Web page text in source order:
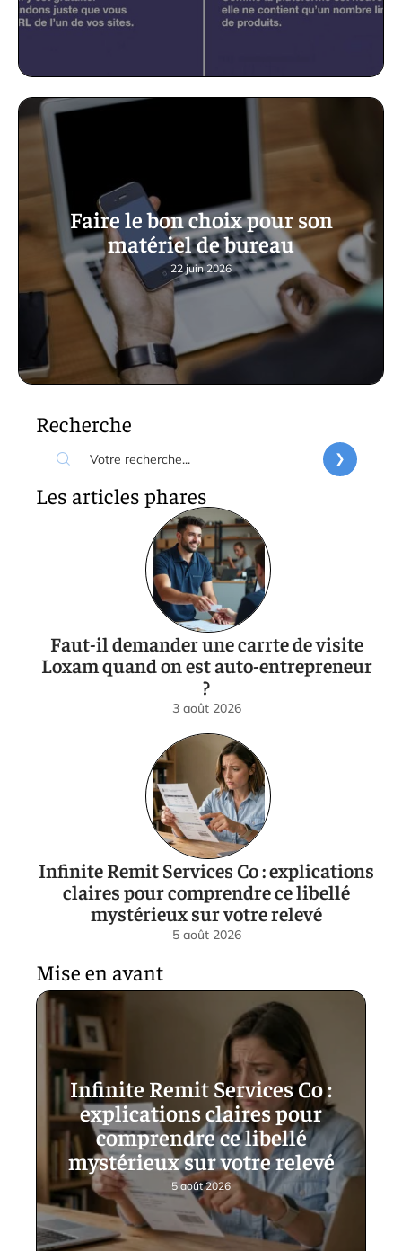
Faire le bon choix pour son
matériel de bureau
22 juin 2026
Recherche
Les articles phares
Faut-il demander une carrte de visite
Loxam quand on est auto-entrepreneur
?
3 août 2026
Infinite Remit Services Co : explications
claires pour comprendre ce libellé
mystérieux sur votre relevé
5 août 2026
Mise en avant
Infinite Remit Services Co :
explications claires pour
comprendre ce libellé
mystérieux sur votre relevé
5 août 2026